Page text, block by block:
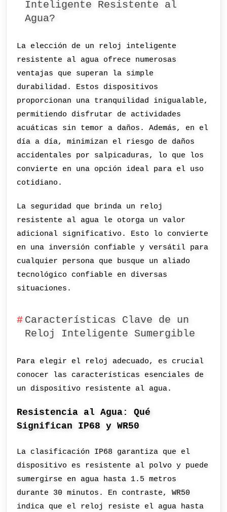
Inteligente Resistente al
Agua?
La elección de un reloj inteligente
resistente al agua ofrece numerosas
ventajas que superan la simple
durabilidad. Estos dispositivos
proporcionan una tranquilidad inigualable,
permitiendo disfrutar de actividades
acuáticas sin temor a daños. Además, en el
día a día, minimizan el riesgo de daños
accidentales por salpicaduras, lo que los
convierte en una opción ideal para el uso
cotidiano.
La seguridad que brinda un reloj
resistente al agua le otorga un valor
adicional significativo. Esto lo convierte
en una inversión confiable y versátil para
cualquier persona que busque un aliado
tecnológico confiable en diversas
situaciones.
Características Clave de un
Reloj Inteligente Sumergible
Para elegir el reloj adecuado, es crucial
conocer las características esenciales de
un dispositivo resistente al agua.
Resistencia al Agua: Qué
Significan IP68 y WR50
La clasificación IP68 garantiza que el
dispositivo es resistente al polvo y puede
sumergirse en agua hasta 1.5 metros
durante 30 minutos. En contraste, WR50
indica que el reloj resiste el agua hasta